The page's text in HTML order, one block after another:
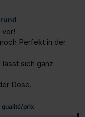
vor!
Perfekt in der
sich ganz
Dose.
qualité/prix